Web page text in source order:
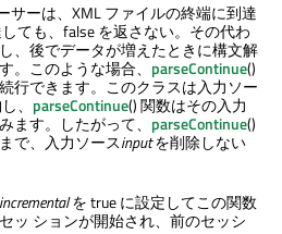
サーは、XML ファイルの終端に到達
ても、false を返さない。その代わ
、後でデータが増えたときに構文解
。このような場合、 parseContinue()
行できます。このクラスは入力ソー
、 parseContinue() 関数はその入力
ます。したがって、 parseContinue()
で、入力ソースinputを削除しない
incrementalを true に設定してこの関数
ッ ションが開始され、前のセッシ